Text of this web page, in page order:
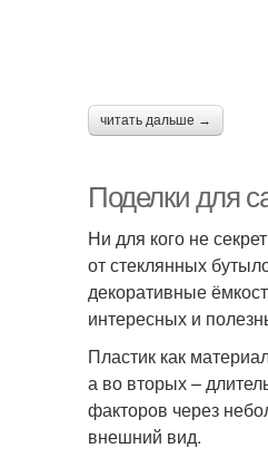
читать дальше →
Поделки для
Ни для кого не
от стеклянных
декоративные
интересных и
Пластик как
а во вторых –
факторов через
внешний вид.